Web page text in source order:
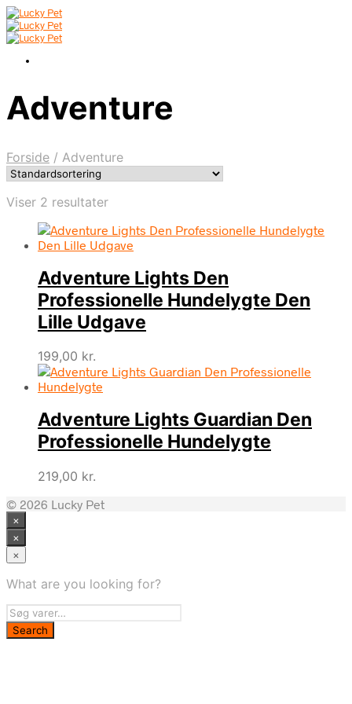
Adventure
Forside / Adventure
Viser 2 resultater
Adventure Lights Den
Professionelle Hundelygte Den
Lille Udgave
199,00 kr.
Adventure Lights Guardian Den
Professionelle Hundelygte
219,00 kr.
© 2026 Lucky Pet
×
×
×
What are you looking for?